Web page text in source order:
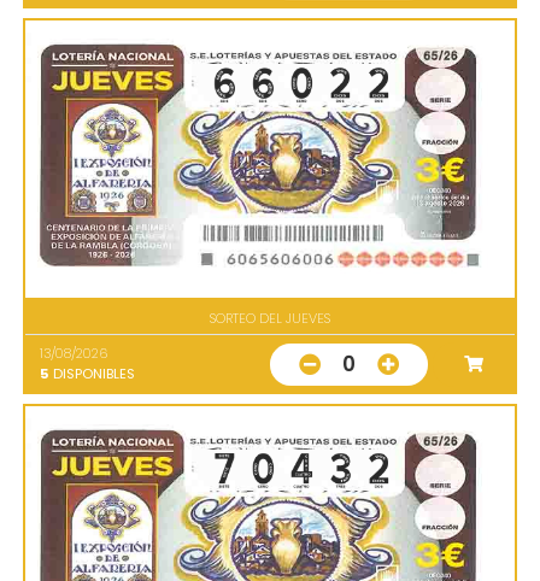
SORTEO DEL JUEVES
13/08/2026
5 DISPONIBLES 0